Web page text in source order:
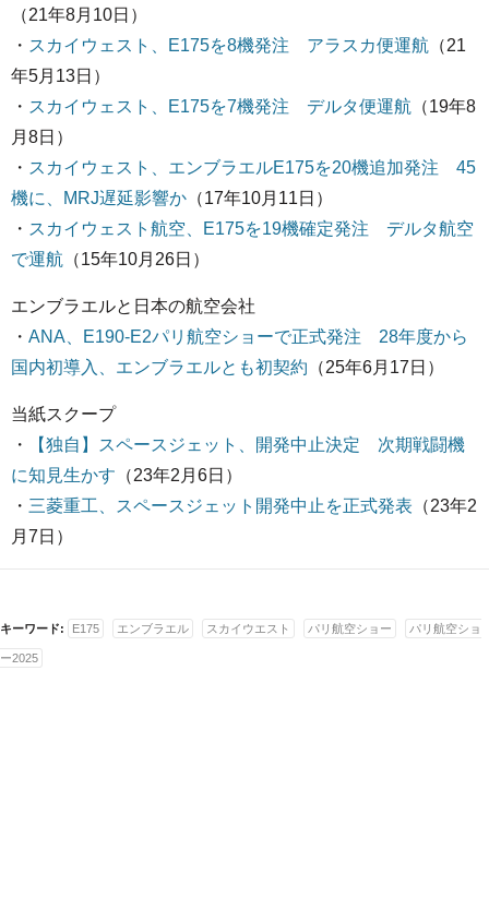
（21年8月10日）
・ スカイウェスト、E175を8機発注 アラスカ便運航 （21
年5月13日）
・ スカイウェスト、E175を7機発注 デルタ便運航 （19年8
月8日）
・ スカイウェスト、エンブラエルE175を20機追加発注 45
機に、MRJ遅延影響か （17年10月11日）
・ スカイウェスト航空、E175を19機確定発注 デルタ航空
で運航 （15年10月26日）
エンブラエルと日本の航空会社
・ ANA、E190-E2パリ航空ショーで正式発注 28年度から
国内初導入、エンブラエルとも初契約 （25年6月17日）
当紙スクープ
・
【独自】スペースジェット、開発中止決定 次期戦闘機
に知見生かす （23年2月6日）
・ 三菱重工、スペースジェット開発中止を正式発表 （23年2
月7日）
キーワード: E175 エンブラエル スカイウエスト パリ航空ショー パリ航空ショ
ー2025